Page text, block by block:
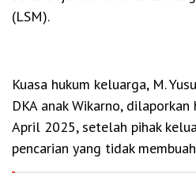
(LSM).
Kuasa hukum keluarga, M.
DKA anak Wikarno,
April 2025, setelah pihak
pencarian yang tidak